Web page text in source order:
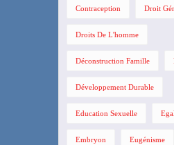
Contraception Droit
Droits De L'homme
Déconstruction Famille
Développement Durable
Education Sexuelle
Embryon Eugénisme